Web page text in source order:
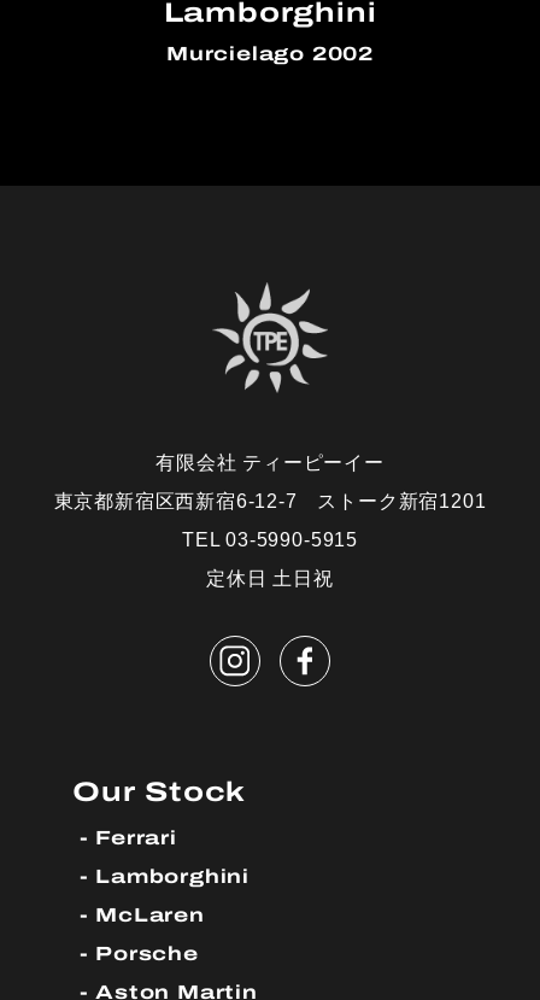
Lamborghini
Murcielago 2002
有限会社 ティーピーイー
東京都新宿区西新宿6-12-7 ストーク新宿1201
TEL 03-5990-5915
定休日 土日祝
Our Stock
Ferrari
Lamborghini
McLaren
Porsche
Aston Martin